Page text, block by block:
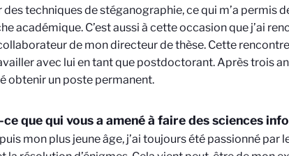
des techniques de stéganographie, ce qui m’a permis
académique. C’est aussi à cette occasion que j’ai
de mon directeur de thèse. Cette
avec lui en tant que postdoctorant. Après trois
obtenir un poste permanent.
ce que qui vous a amené à faire des sciences
mon plus jeune âge, j’ai toujours été passionné par